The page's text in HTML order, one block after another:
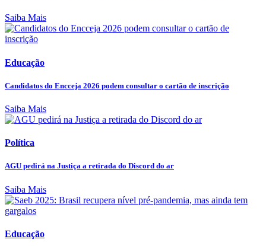
Saiba Mais
Educação
Candidatos do Encceja 2026 podem consultar o cartão de inscrição
Saiba Mais
Política
AGU pedirá na Justiça a retirada do Discord do ar
Saiba Mais
Educação